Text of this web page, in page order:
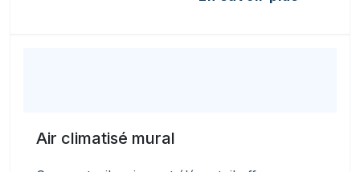
Air climatisé mural